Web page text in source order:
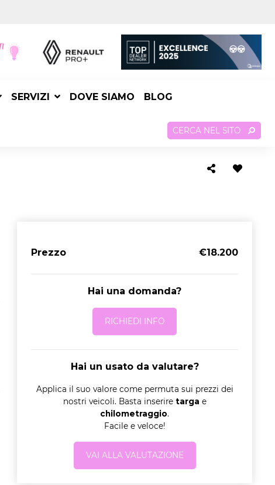
SERVIZI DOVE SIAMO BLOG
CERCA NEL SITO
Prezzo €18.200
Hai una domanda?
RICHIEDI INFO
Hai un usato da valutare?
Applica il suo valore come permuta sui prezzi dei
nostri veicoli. Basta inserire targa e
chilometraggio.
Facile e veloce!
VAI ALLA VALUTAZIONE